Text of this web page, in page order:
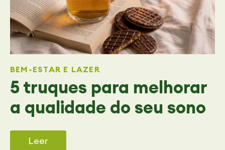
5 truques para melhorar
a qualidade do seu sono
BEM-ESTAR E LAZER
Leer